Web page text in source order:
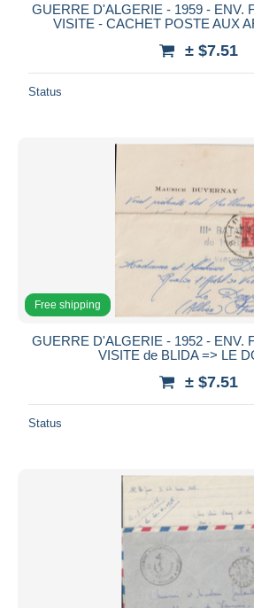
GUERRE D'ALGERIE - 1959 - ENV.
VISITE - CACHET POSTE AUX
± $7.51
Status
Free shipping
GUERRE D'ALGERIE - 1952 - ENV.
VISITE de BLIDA => LE
± $7.51
Status